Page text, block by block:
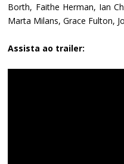
Borth, Faithe Herman, Ian
Marta Milans, Grace Fulton,
Assista ao trailer: